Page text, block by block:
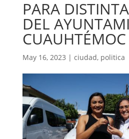
PARA
DEL
CUAUHTÉMOC
May 16, 2023 | ciudad, politica